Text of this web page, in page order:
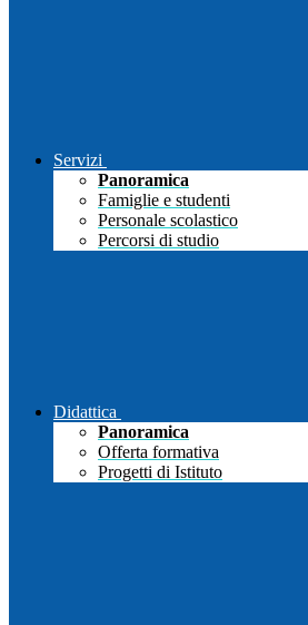
Servizi
Panoramica
Famiglie e studenti
Personale scolastico
Percorsi di studio
Didattica
Panoramica
Offerta formativa
Progetti di Istituto